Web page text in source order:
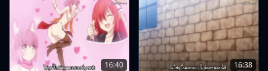
16:40 16:38